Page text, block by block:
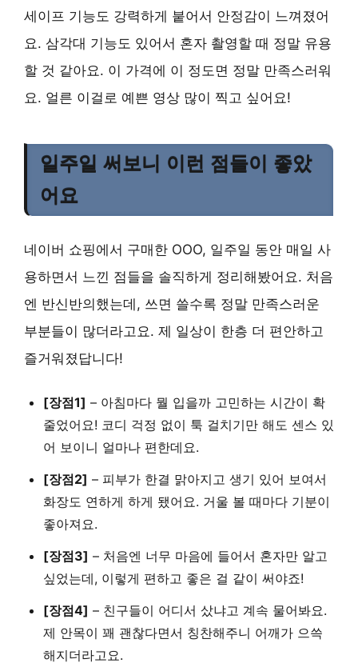
세이프 기능도 강력하게 붙어서 안정감이 느껴졌어
요. 삼각대 기능도 있어서 혼자 촬영할 때 정말 유용
할 것 같아요. 이 가격에 이 정도면 정말 만족스러워
요. 얼른 이걸로 예쁜 영상 많이 찍고 싶어요!
일주일 써보니 이런 점들이 좋았
어요
네이버 쇼핑에서 구매한 OOO, 일주일 동안 매일 사
용하면서 느낀 점들을 솔직하게 정리해봤어요. 처음
엔 반신반의했는데, 쓰면 쓸수록 정말 만족스러운
부분들이 많더라고요. 제 일상이 한층 더 편안하고
즐거워졌답니다!
[장점1] – 아침마다 뭘 입을까 고민하는 시간이 확
줄었어요! 코디 걱정 없이 툭 걸치기만 해도 센스 있
어 보이니 얼마나 편한데요.
[장점2] – 피부가 한결 맑아지고 생기 있어 보여서
화장도 연하게 하게 됐어요. 거울 볼 때마다 기분이
좋아져요.
[장점3] – 처음엔 너무 마음에 들어서 혼자만 알고
싶었는데, 이렇게 편하고 좋은 걸 같이 써야죠!
[장점4] – 친구들이 어디서 샀냐고 계속 물어봐요.
제 안목이 꽤 괜찮다면서 칭찬해주니 어깨가 으쓱
해지더라고요.